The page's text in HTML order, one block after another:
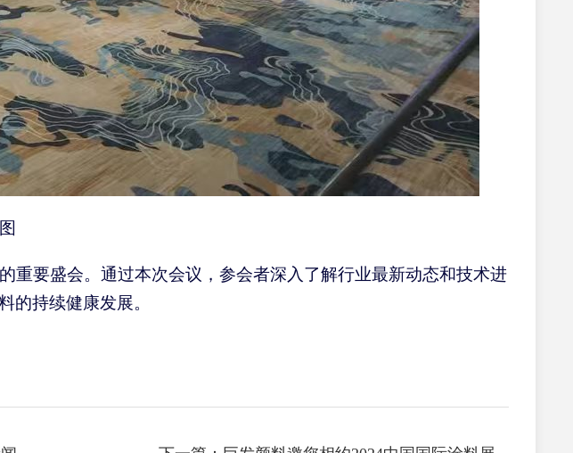
重要盛会。通过本次会议， 参会者深入了解行业最新动态和技术进
的持续健康发展。